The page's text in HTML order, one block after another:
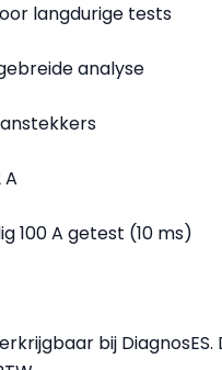
langdurige tests
analyse
100 A getest (10 ms)
bij